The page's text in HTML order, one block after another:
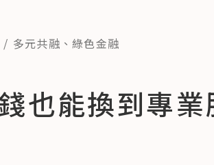
多元共融 、綠色金融
也能換到專